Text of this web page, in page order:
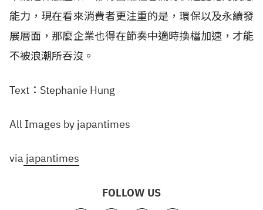
能力，現在看來消費者更注重的是，環保以及永續發
展層面，那麼企業也得在節奏中適時換檔加速，才能
不被浪潮所吞沒。
Text：Stephanie Hung
All Images by japantimes
via japantimes
FOLLOW US